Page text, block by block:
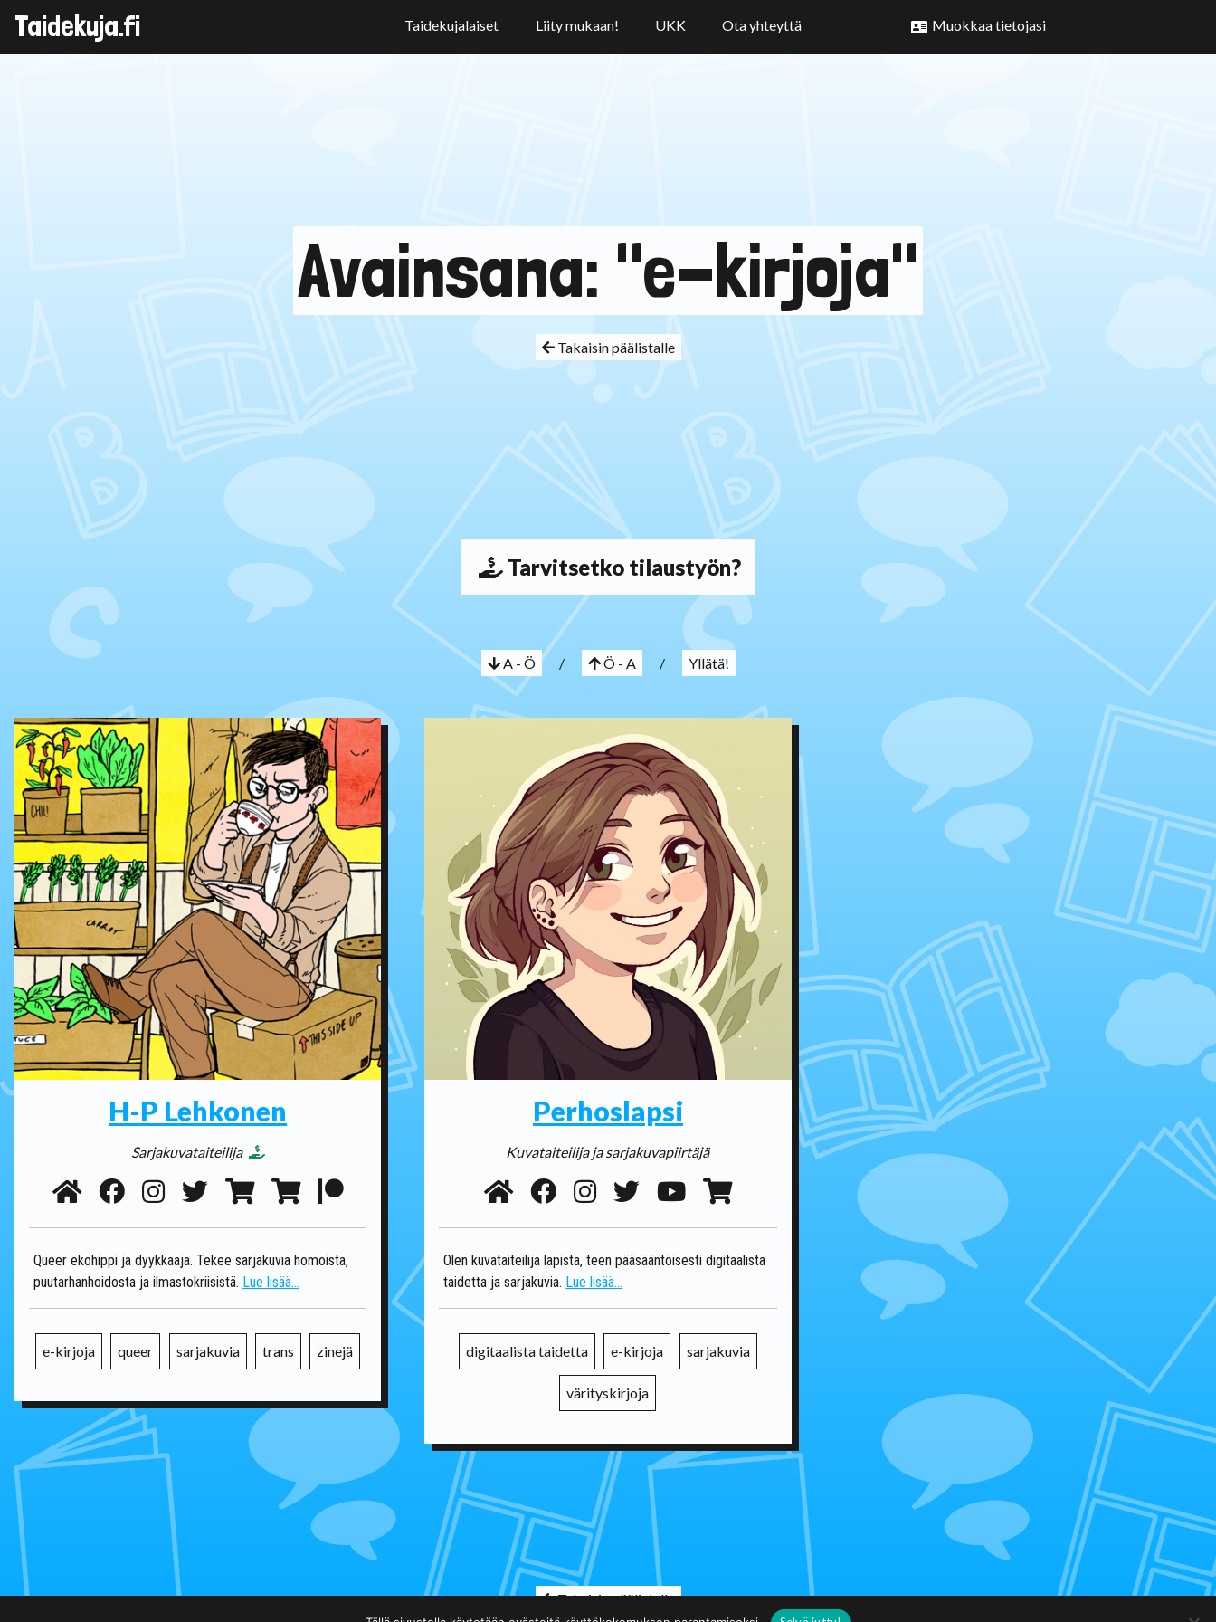
Skip
Taidekuja.fi Taidekujalaiset Liity mukaan! UKK Ota yhteyttä Muokkaa tietojasi
Avainsana: "e-kirjoja"
Takaisin päälistalle
Tarvitsetko tilaustyön?
A - Ö / Ö - A / Yllätä!
H-P Lehkonen
Sarjakuvataiteilija
Queer ekohippi ja dyykkaaja. Tekee sarjakuvia homoista,
puutarhanhoidosta ja ilmastokriisistä. Lue lisää...
e-kirjoja queer sarjakuvia trans zinejä
Perhoslapsi
Kuvataiteilija ja sarjakuvapiirtäjä
Olen kuvataiteilija lapista, teen pääsääntöisesti digitaalista
taidetta ja sarjakuvia. Lue lisää...
digitaalista taidetta e-kirjoja sarjakuvia
värityskirjoja
Takaisin päälistalle